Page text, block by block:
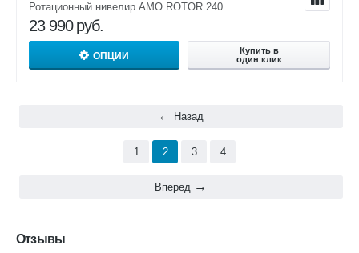
Ротационный нивелир AMO ROTOR 240
23 990 руб.
ОПЦИИ
Купить в
один клик
Назад
1 2 3 4
Вперед
Отзывы